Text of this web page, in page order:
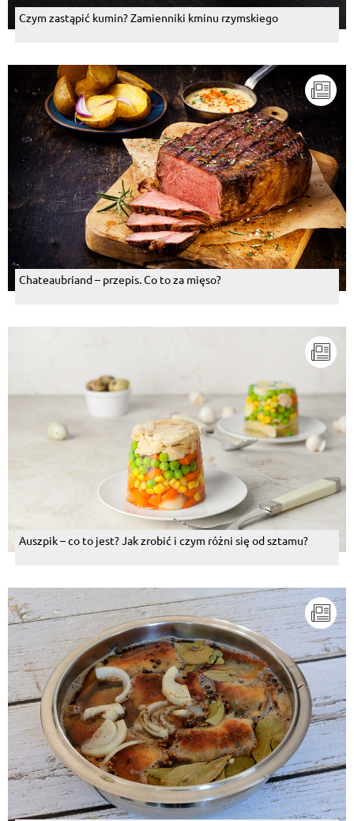
Czym zastąpić kumin? Zamienniki kminu rzymskiego
Chateaubriand – przepis. Co to za mięso?
Auszpik – co to jest? Jak zrobić i czym różni się od sztamu?